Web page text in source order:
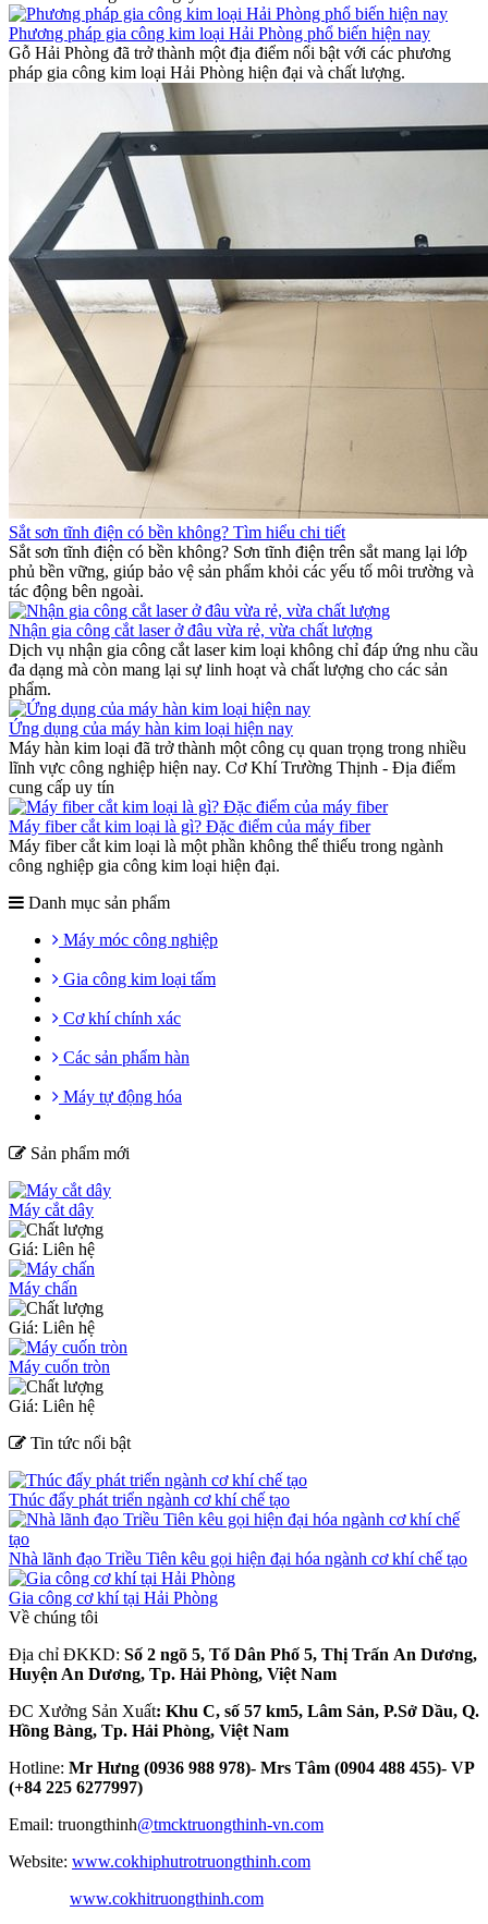
Phương pháp gia công kim loại Hải Phòng phổ biến hiện nay
Gỗ Hải Phòng đã trở thành một địa điểm nổi bật với các phương
pháp gia công kim loại Hải Phòng hiện đại và chất lượng.
Sắt sơn tĩnh điện có bền không? Tìm hiểu chi tiết
Sắt sơn tĩnh điện có bền không? Sơn tĩnh điện trên sắt mang lại lớp
phủ bền vững, giúp bảo vệ sản phẩm khỏi các yếu tố môi trường và
tác động bên ngoài.
Nhận gia công cắt laser ở đâu vừa rẻ, vừa chất lượng
Dịch vụ nhận gia công cắt laser kim loại không chỉ đáp ứng nhu cầu
đa dạng mà còn mang lại sự linh hoạt và chất lượng cho các sản
phẩm.
Ứng dụng của máy hàn kim loại hiện nay
Máy hàn kim loại đã trở thành một công cụ quan trọng trong nhiều
lĩnh vực công nghiệp hiện nay. Cơ Khí Trường Thịnh - Địa điểm
cung cấp uy tín
Máy fiber cắt kim loại là gì? Đặc điểm của máy fiber
Máy fiber cắt kim loại là một phần không thể thiếu trong ngành
công nghiệp gia công kim loại hiện đại.
Danh mục sản phẩm
Máy móc công nghiệp
Gia công kim loại tấm
Cơ khí chính xác
Các sản phẩm hàn
Máy tự động hóa
Sản phẩm mới
Máy cắt dây
Giá: Liên hệ
Máy chấn
Giá: Liên hệ
Máy cuốn tròn
Giá: Liên hệ
Tin tức nổi bật
Thúc đẩy phát triển ngành cơ khí chế tạo
Nhà lãnh đạo Triều Tiên kêu gọi hiện đại hóa ngành cơ khí chế tạo
Gia công cơ khí tại Hải Phòng
Về chúng tôi
Địa chỉ ĐKKD: Số 2 ngõ 5, Tổ Dân Phố 5, Thị Trấn An Dương,
Huyện An Dương, Tp. Hải Phòng, Việt Nam
ĐC Xưởng Sản Xuất: Khu C, số 57 km5, Lâm Sản, P.Sở Dầu, Q.
Hồng Bàng, Tp. Hải Phòng, Việt Nam
Hotline: Mr Hưng (0936 988 978)- Mrs Tâm (0904 488 455)- VP
(+84 225 6277997)
Email: truongthinh@tmcktruongthinh-vn.com
Website: www.cokhiphutrotruongthinh.com
www.cokhitruongthinh.com